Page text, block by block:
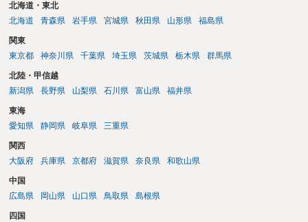
北海道・東北
北海道
青森県 岩手県 宮城県 秋田県 山形県 福島県
関東
東京都
神奈川県 千葉県 埼玉県 茨城県 栃木県 群馬県
北陸・甲信越
新潟県
長野県 山梨県 石川県 富山県 福井県
東海
愛知県
静岡県 岐阜県 三重県
関西
大阪府
兵庫県 京都府 滋賀県 奈良県 和歌山県
中国
広島県
岡山県 山口県 鳥取県 島根県
四国